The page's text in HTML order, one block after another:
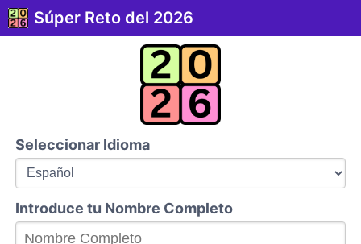
Súper Reto del 2026
Seleccionar Idioma
Introduce tu Nombre Completo